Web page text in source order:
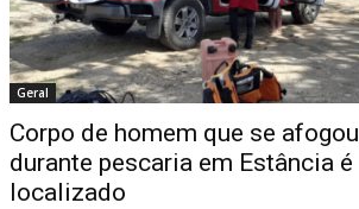
Geral
Corpo de homem que se afogou
durante pescaria em Estância é
localizado